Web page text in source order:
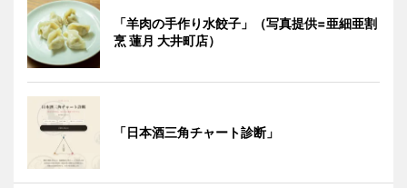
「羊肉の手作り水餃子」（写真提供=亜細亜割
烹 蓮月 大井町店）
「日本酒三角チャート診断」